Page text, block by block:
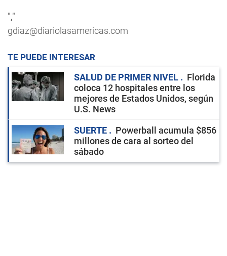
","
gdiaz@diariolasamericas.com
TE PUEDE INTERESAR
SALUD DE PRIMER NIVEL
Florida
coloca 12 hospitales entre los
mejores de Estados Unidos, según
U.S. News
SUERTE
Powerball acumula $856
millones de cara al sorteo del
sábado